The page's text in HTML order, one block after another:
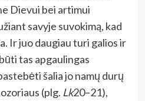
Dievui bei artimui
savyje suvokimą, kad
Ir juo daugiau turi galios ir
tas apgaulingas
šalia jo namų durų
(plg. Lk20–21),